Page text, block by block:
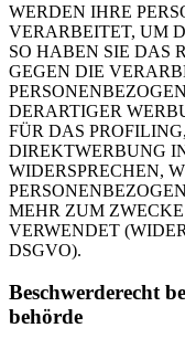
WERDEN IHRE
VERARBEITET, UM
SO HABEN SIE DAS
GEGEN DIE
DERARTIGER
FÜR DAS
DIREKTWERBUNG
WIDERSPRECHEN,
MEHR ZUM
VERWENDET
DSGVO).
Beschwerde­recht
behörde